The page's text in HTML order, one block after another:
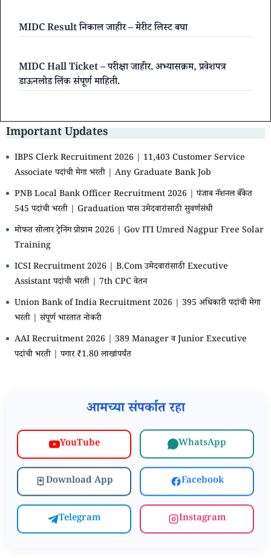
MIDC Result निकाल जाहीर – मेरीट लिस्ट बघा
MIDC Hall Ticket – परीक्षा जाहीर. अभ्यासक्रम, प्रवेशपत्र
डाऊनलोड लिंक संपूर्ण माहिती.
Important Updates
IBPS Clerk Recruitment 2026 | 11,403 Customer Service
Associate पदांची मेगा भरती | Any Graduate Bank Job
PNB Local Bank Officer Recruitment 2026 | पंजाब नॅशनल बँकेत
545 पदांची भरती | Graduation पास उमेदवारांसाठी सुवर्णसंधी
मोफत सोलार ट्रेनिंग प्रोग्राम 2026 | Gov ITI Umred Nagpur Free Solar
Training
ICSI Recruitment 2026 | B.Com उमेदवारांसाठी Executive
Assistant पदांची भरती | 7th CPC वेतन
Union Bank of India Recruitment 2026 | 395 अधिकारी पदांची मेगा
भरती | संपूर्ण भारतात नोकरी
AAI Recruitment 2026 | 389 Manager व Junior Executive
पदांची भरती | पगार ₹1.80 लाखांपर्यंत
आमच्या संपर्कात रहा
YouTube WhatsApp
Download App Facebook
Telegram Instagram